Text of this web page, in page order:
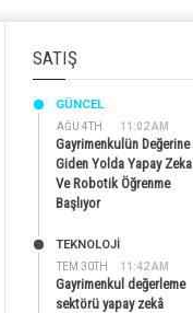
SATIŞ
AĞU 4TH 11:02 AM
GÜNCEL
Gayrimenkulün Değerine
Giden Yolda Yapay Zeka
Ve Robotik Öğrenme
Başlıyor
TEM 30TH 11:42 AM
TEKNOLOJİ
Gayrimenkul değerleme
sektörü yapay zekâ